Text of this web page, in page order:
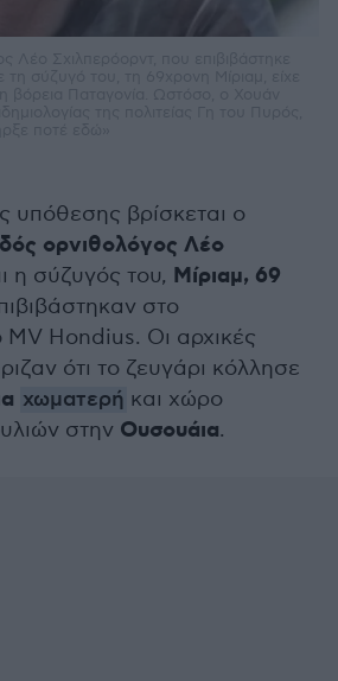
υπόθεσης βρίσκεται ο
ορνιθολόγος Λέο
η σύζυγός του, Μίριαμ, 69
στο
MV Hondius. Οι αρχικές
ότι το ζευγάρι κόλλησε
χωματερή και χώρο
στην Ουσουάια.